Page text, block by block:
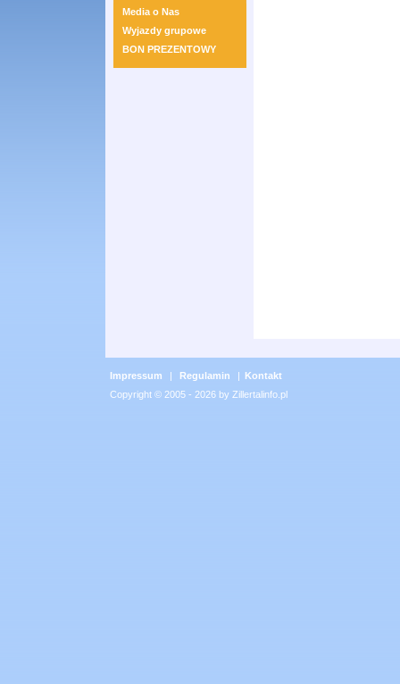
Media o Nas
Wyjazdy grupowe
BON PREZENTOWY
Impressum | Regulamin | Kontakt
Copyright © 2005 - 2026 by Zillertalinfo.pl